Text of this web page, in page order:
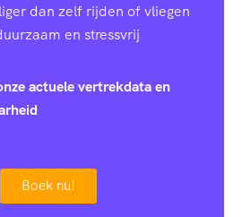
dan zelf rijden of vliegen
en stressvrij
actuele vertrekdata en
Boek nu!